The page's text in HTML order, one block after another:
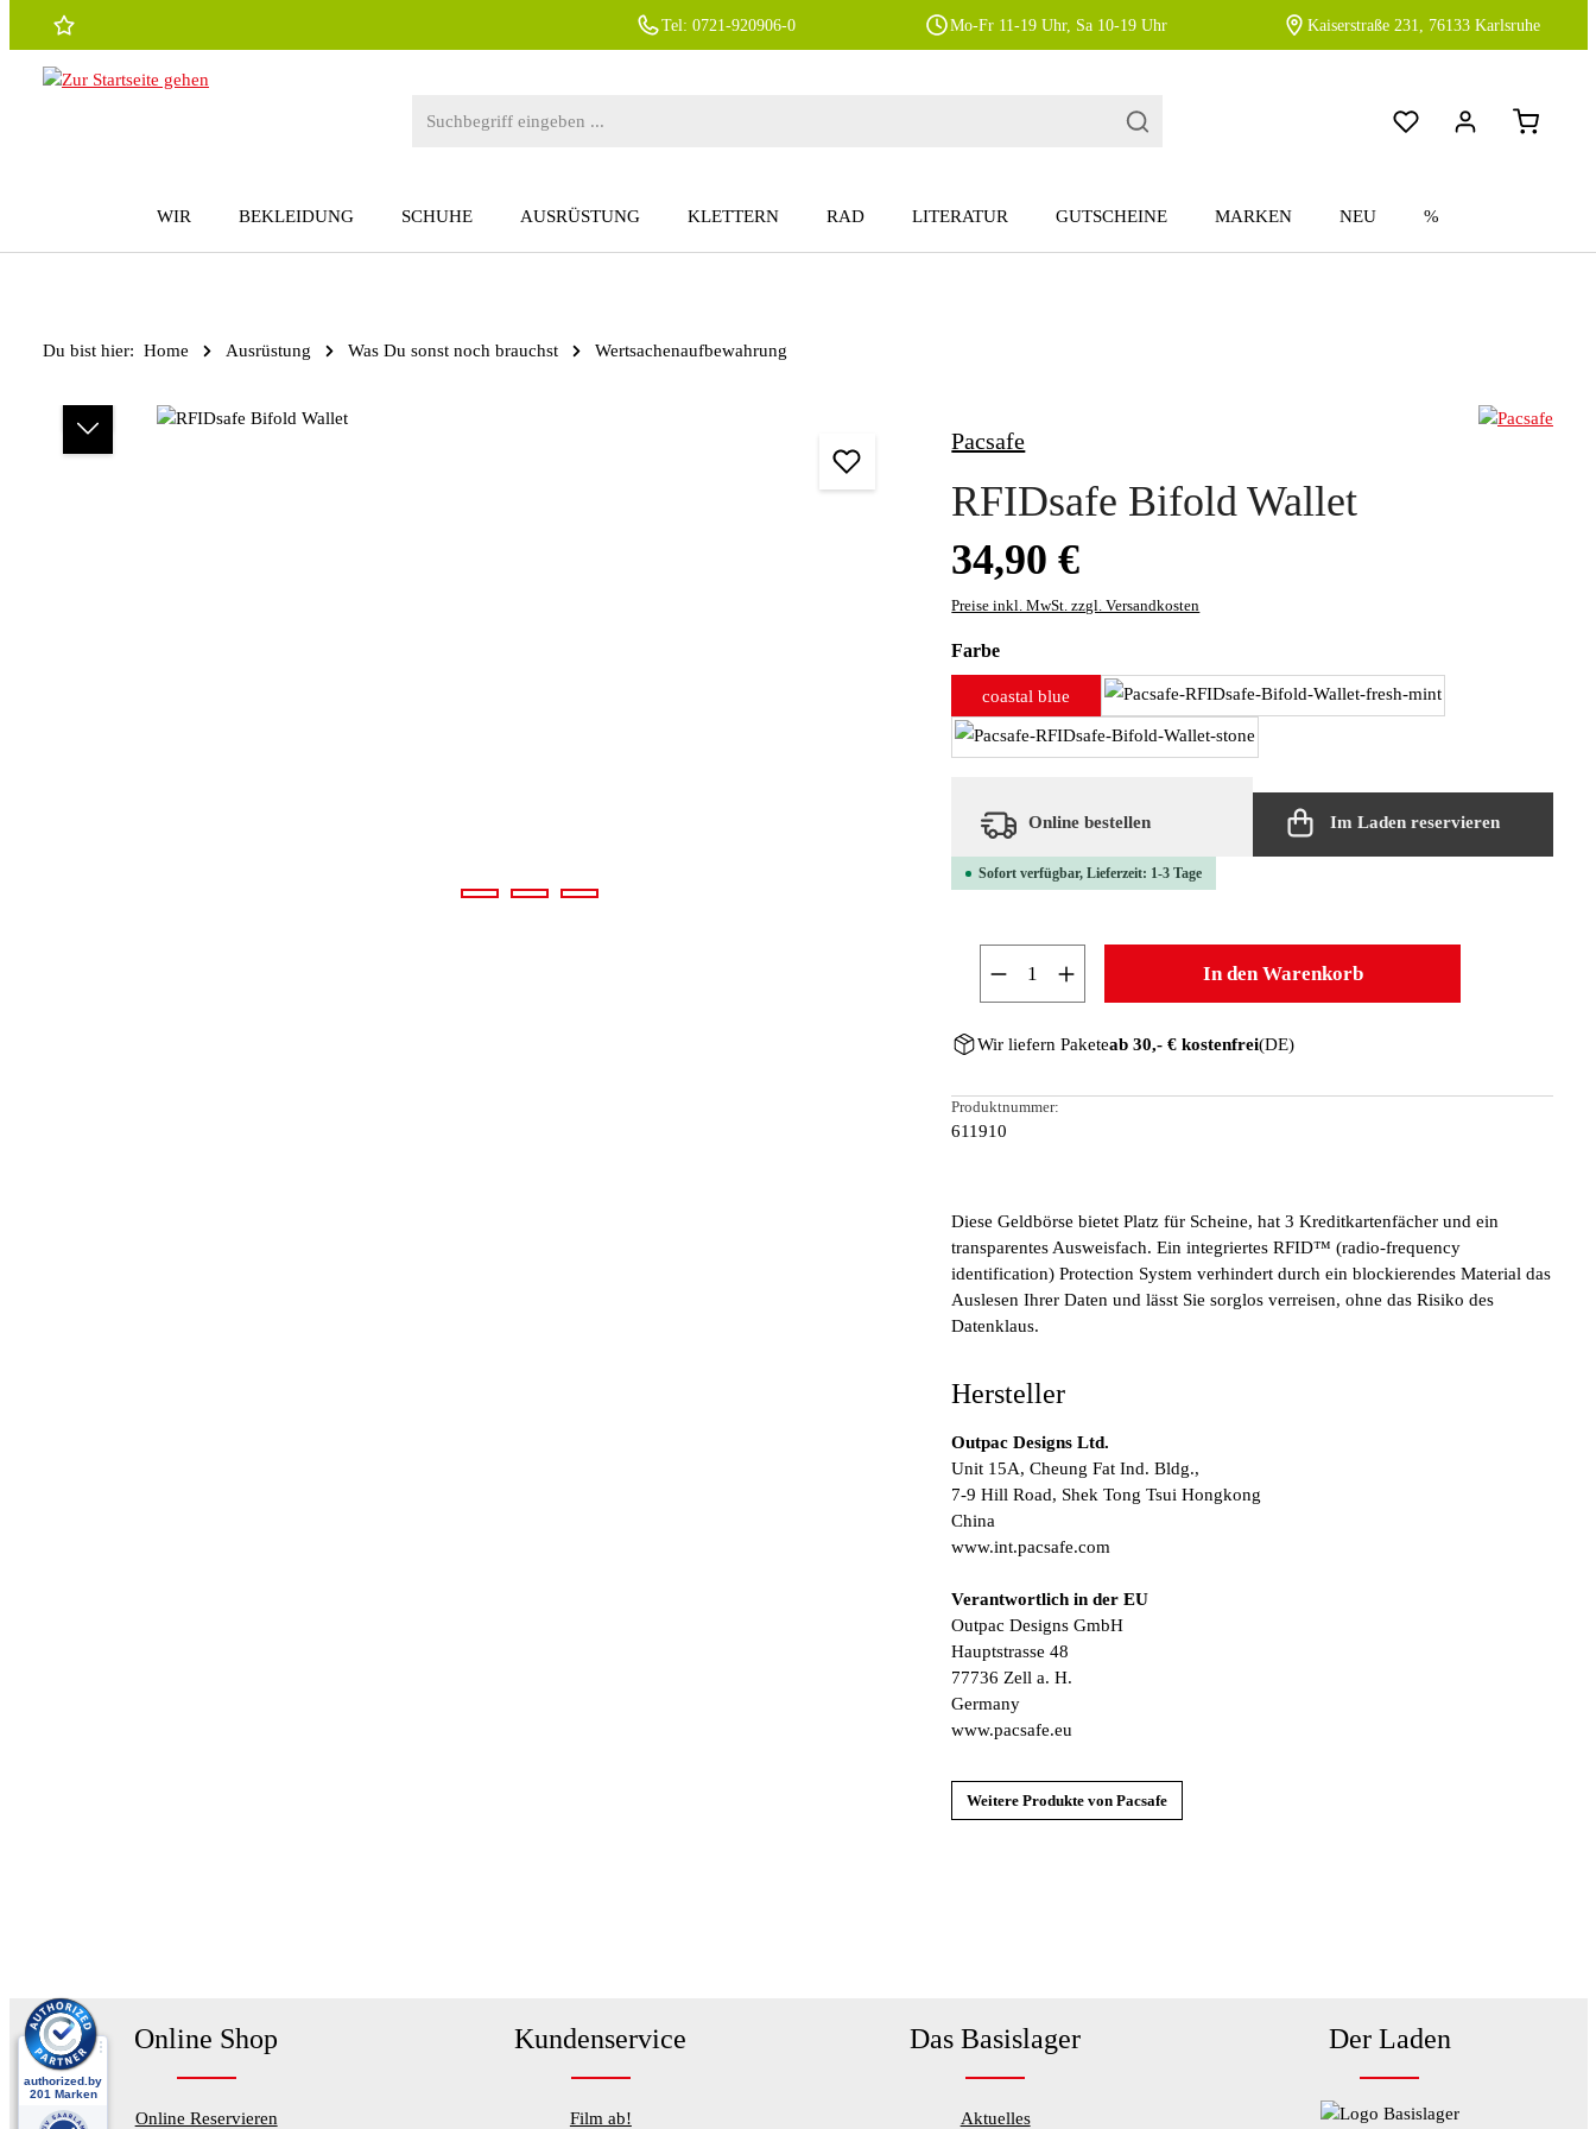
Hauptinhalt springen
Zur Suche springen
Zur Hauptnavigation springen Tel: 0721-920906-0 Mo-Fr 11-19 Uhr, Sa 10-19 Uhr Kaiserstraße 231, 76133 Karlsruhe
WIR BEKLEIDUNG SCHUHE AUSRÜSTUNG KLETTERN RAD LITERATUR GUTSCHEINE MARKEN NEU %
Du bist hier: Home Ausrüstung Was Du sonst noch brauchst Wertsachenaufbewahrung
Bildergalerie überspringen
Pacsafe
RFIDsafe Bifold Wallet
34,90 €
Preise inkl. MwSt. zzgl. Versandkosten
Farbeauswählen
coastal blue
Online bestellen Im Laden reservieren
Sofort verfügbar, Lieferzeit: 1-3 Tage
Produkt Anzahl: Gib den gewünschten Wert ein
In den Warenkorb
Wir liefern Paketeab 30,- € kostenfrei(DE)
Produktnummer:
611910
Diese Geldbörse bietet Platz für Scheine, hat 3 Kreditkartenfächer und ein
transparentes Ausweisfach. Ein integriertes RFID™ (radio-frequency
identification) Protection System verhindert durch ein blockierendes Material das
Auslesen Ihrer Daten und lässt Sie sorglos verreisen, ohne das Risiko des
Datenklaus.
Hersteller
Outpac Designs Ltd.
Unit 15A, Cheung Fat Ind. Bldg.,
7-9 Hill Road, Shek Tong Tsui Hongkong
China
www.int.pacsafe.com
Verantwortlich in der EU
Outpac Designs GmbH
Hauptstrasse 48
77736 Zell a. H.
Germany
www.pacsafe.eu
Weitere Produkte von Pacsafe
Online Shop
Online Reservieren
Kundenservice
Film ab!
Das Basislager
Aktuelles
Der Laden